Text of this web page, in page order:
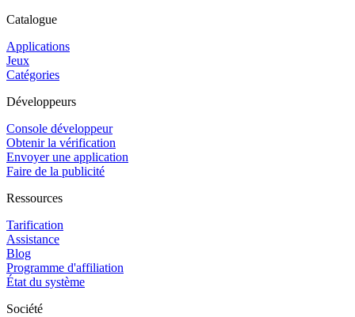
Catalogue
Applications
Jeux
Catégories
Développeurs
Console développeur
Obtenir la vérification
Envoyer une application
Faire de la publicité
Ressources
Tarification
Assistance
Blog
Programme d'affiliation
État du système
Société